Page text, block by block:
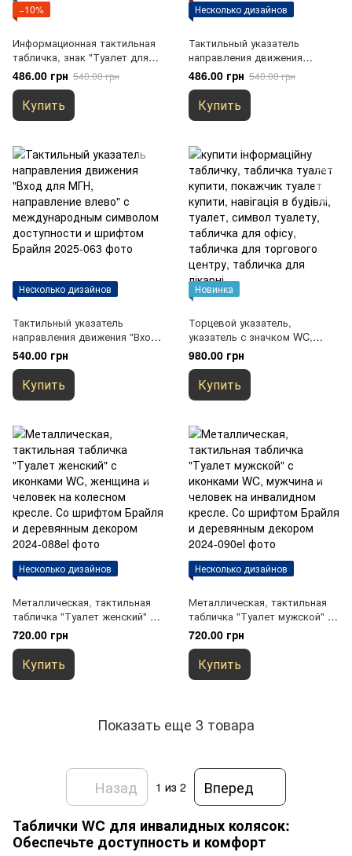
−10%
Информационная тактильная
табличка, знак "Туалет для
маломобильных групп
населения, WC" со шрифтом
Брайля
486.00 грн 540.00 грн
Купить
Несколько дизайнов
Тактильный указатель
направления движения
"Уборная для МГН,
направление влево" с
международным символом
доступности и шрифтом
486.00 грн 540.00 грн
Купить
Несколько дизайнов
Тактильный указатель
направления движения "Вход
для МГН, направление влево"
с международным символом
доступности и шрифтом
Брайля
540.00 грн
Купить
Новинка
Торцевой указатель,
указатель с значком WC,
гендерно-нейтральный туалет
980.00 грн
Купить
Несколько дизайнов
Металлическая, тактильная
табличка "Туалет женский" с
иконками WC, женщина и
человек на колесном кресле.
Со шрифтом Брайля и
деревянным декором
720.00 грн
Купить
Несколько дизайнов
Металлическая, тактильная
табличка "Туалет мужской" с
иконками WC, мужчина и
человек на инвалидном
кресле. Со шрифтом Брайля и
деревянным декором
720.00 грн
Купить
Показать еще 3 товара
Назад 1 из 2
Вперед
Таблички WC для инвалидных колясок:
Обеспечьте доступность и комфорт